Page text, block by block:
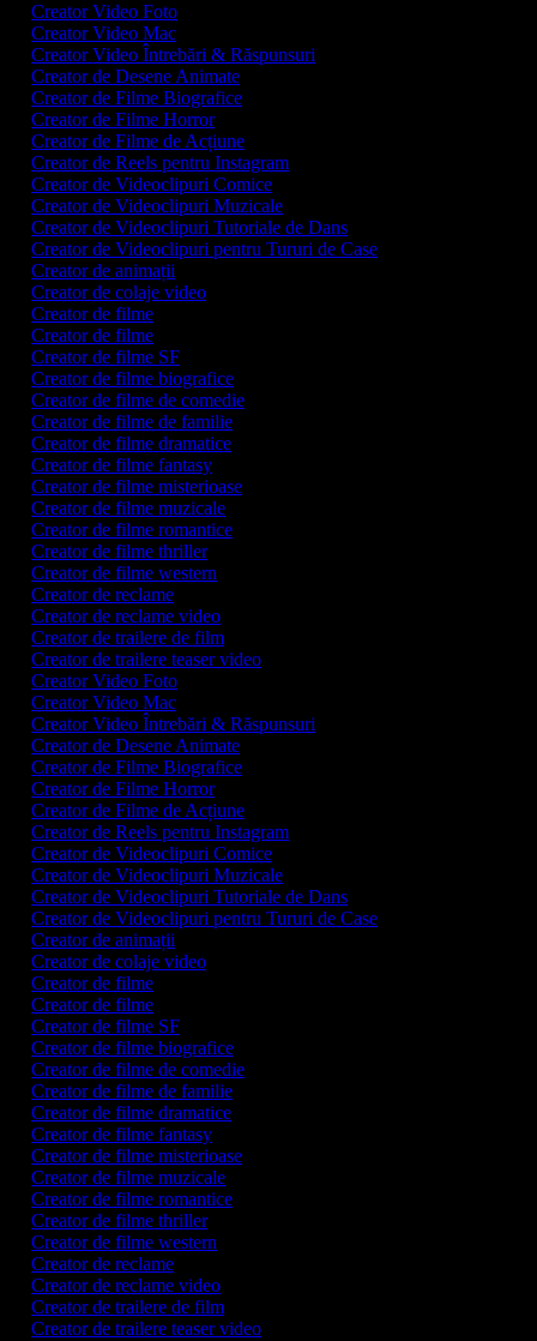
Creator Video Foto
Creator Video Mac
Creator Video Întrebări & Răspunsuri
Creator de Desene Animate
Creator de Filme Biografice
Creator de Filme Horror
Creator de Filme de Acțiune
Creator de Reels pentru Instagram
Creator de Videoclipuri Comice
Creator de Videoclipuri Muzicale
Creator de Videoclipuri Tutoriale de Dans
Creator de Videoclipuri pentru Tururi de Case
Creator de animații
Creator de colaje video
Creator de filme
Creator de filme
Creator de filme SF
Creator de filme biografice
Creator de filme de comedie
Creator de filme de familie
Creator de filme dramatice
Creator de filme fantasy
Creator de filme misterioase
Creator de filme muzicale
Creator de filme romantice
Creator de filme thriller
Creator de filme western
Creator de reclame
Creator de reclame video
Creator de trailere de film
Creator de trailere teaser video
Creator Video Foto
Creator Video Mac
Creator Video Întrebări & Răspunsuri
Creator de Desene Animate
Creator de Filme Biografice
Creator de Filme Horror
Creator de Filme de Acțiune
Creator de Reels pentru Instagram
Creator de Videoclipuri Comice
Creator de Videoclipuri Muzicale
Creator de Videoclipuri Tutoriale de Dans
Creator de Videoclipuri pentru Tururi de Case
Creator de animații
Creator de colaje video
Creator de filme
Creator de filme
Creator de filme SF
Creator de filme biografice
Creator de filme de comedie
Creator de filme de familie
Creator de filme dramatice
Creator de filme fantasy
Creator de filme misterioase
Creator de filme muzicale
Creator de filme romantice
Creator de filme thriller
Creator de filme western
Creator de reclame
Creator de reclame video
Creator de trailere de film
Creator de trailere teaser video